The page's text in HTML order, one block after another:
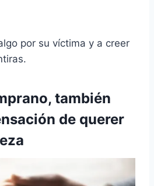
por su víctima y a creer
también
de querer